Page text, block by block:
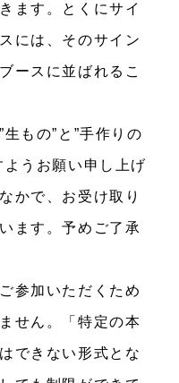
ます。とくにサイ
には、そのサイン
ースに並ばれるこ
もの”と”手作りの
うお願い申し上げ
かで、お受け取り
ます。予めご了承
参加いただくため
せん。「特定の本
できない形式とな